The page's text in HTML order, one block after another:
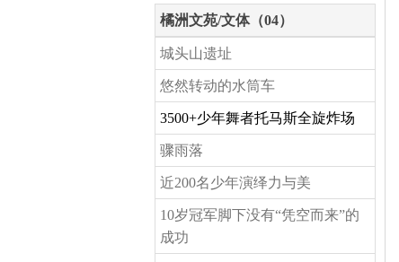
橘洲文苑/文体（04）
城头山遗址
悠然转动的水筒车
3500+少年舞者托马斯全旋炸场
骤雨落
近200名少年演绎力与美
10岁冠军脚下没有“凭空而来”的
成功